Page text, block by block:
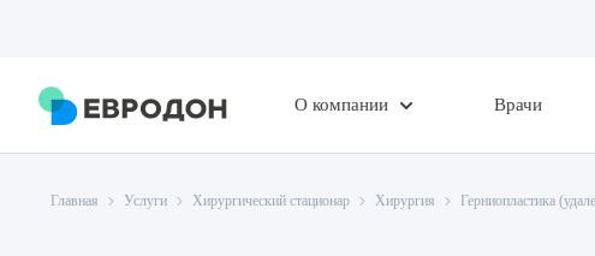
О компании Врачи
Главная Услуги Хирургический стационар Хирургия Герниопластика